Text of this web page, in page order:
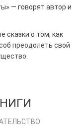
— говорят автор и
сказки о том, как
преодолеть свой